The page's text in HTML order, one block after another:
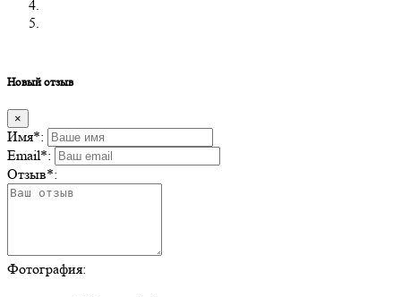
Новый отзыв
×
Имя*:
Email*:
Отзыв*:
Фотография: